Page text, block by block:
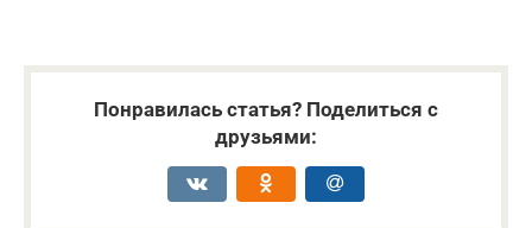
Понравилась статья? Поделиться с
друзьями: